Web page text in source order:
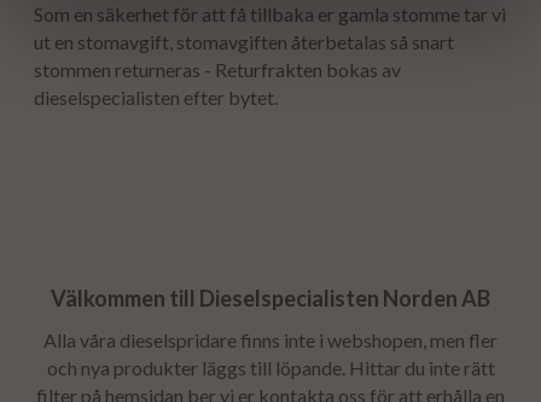
Som en säkerhet för att få tillbaka er gamla stomme tar vi
ut en stomavgift, stomavgiften återbetalas så snart
stommen returneras - Returfrakten bokas av
dieselspecialisten efter bytet.
Välkommen till Dieselspecialisten Norden AB
Alla våra dieselspridare finns inte i webshopen, men fler
och nya produkter läggs till löpande. Hittar du inte rätt
filter på hemsidan ber vi er kontakta oss för att erhålla en